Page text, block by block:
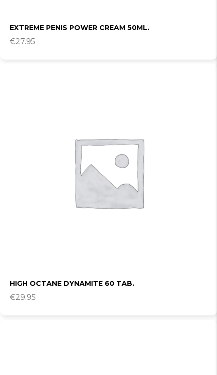
EXTREME PENIS POWER CREAM 50ML.
€27.95
HIGH OCTANE DYNAMITE 60 TAB.
€29.95